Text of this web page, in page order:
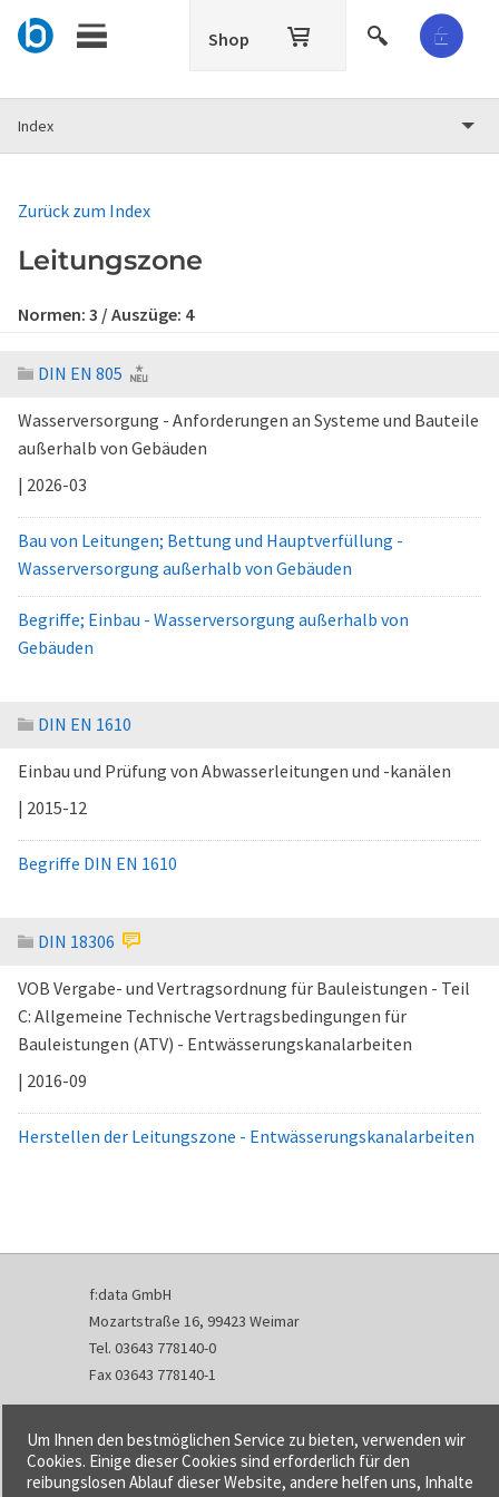
Shop
Index
Zurück zum Index
Leitungszone
Normen: 3 / Auszüge: 4
DIN EN 805
Wasserversorgung - Anforderungen an Systeme und Bauteile
außerhalb von Gebäuden
| 2026-03
Bau von Leitungen; Bettung und Hauptverfüllung -
Wasserversorgung außerhalb von Gebäuden
Begriffe; Einbau - Wasserversorgung außerhalb von
Gebäuden
DIN EN 1610
Einbau und Prüfung von Abwasserleitungen und -kanälen
| 2015-12
Begriffe DIN EN 1610
DIN 18306
VOB Vergabe- und Vertragsordnung für Bauleistungen - Teil
C: Allgemeine Technische Vertragsbedingungen für
Bauleistungen (ATV) - Entwässerungskanalarbeiten
| 2016-09
Herstellen der Leitungszone - Entwässerungskanalarbeiten
f:data GmbH
Mozartstraße 16, 99423 Weimar
Tel. 03643 778140-0
Fax 03643 778140-1
info@fdata.de
Kontakt
Impressum
Um Ihnen den bestmöglichen Service zu bieten, verwenden wir
Cookies. Einige dieser Cookies sind erforderlich für den
reibungslosen Ablauf dieser Website, andere helfen uns, Inhalte